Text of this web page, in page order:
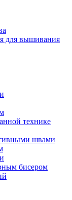
для вышивания
технике
швами
бисером